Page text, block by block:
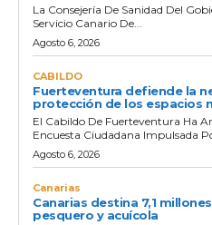
La Consejería De Sanidad Del
Servicio Canario De...
Agosto 6, 2026
CABILDO
Fuerteventura defiende la
protección de los espacios
El Cabildo De Fuerteventura Ha
Encuesta Ciudadana Impulsada
Agosto 6, 2026
Canarias
Canarias destina 7,1
pesquero y acuícola